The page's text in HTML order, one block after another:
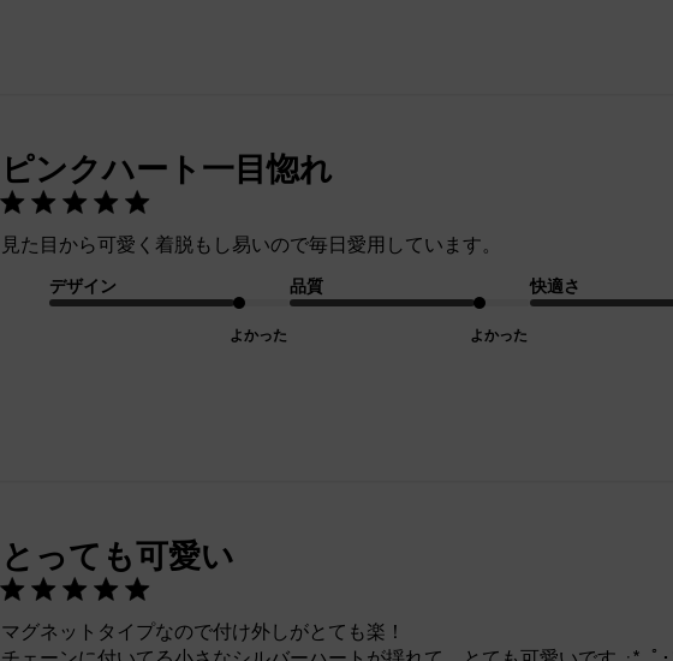
ピンクハート一目惚れ
見た目から可愛く着脱もし易いので毎日愛用しています。
デザイン
よかった
品質
よかった
快適さ
とっても可愛い
マグネットタイプなので付け外しがとても楽！